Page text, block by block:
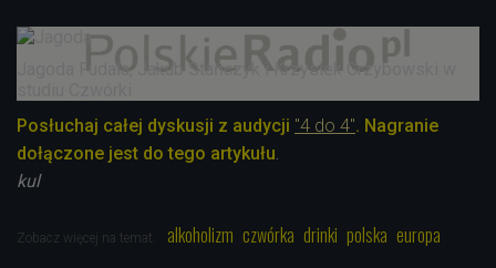
Jagoda Fudała, Jakub Stańczyk i Krzysiek Grzybowski w
Posłuchaj całej dyskusji z audycji "4 do 4". Nagranie
dołączone jest do tego artykułu.
kul
Zobacz więcej na temat: alkoholizm czwórka drinki polska europa